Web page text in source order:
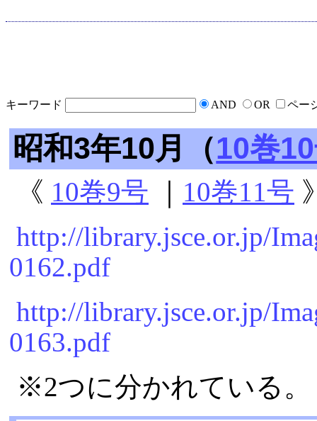
キーワード AND OR ペー
昭和3年10月（10巻
《 10巻9号 10巻11号
http://library.jsce.or.jp/
0162.pdf
http://library.jsce.or.jp/
0163.pdf
※2つに分かれている。